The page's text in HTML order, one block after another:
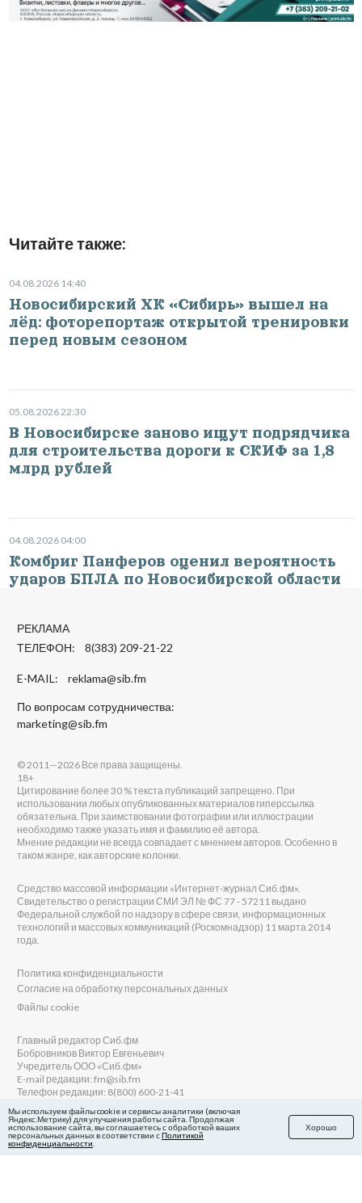
Читайте также:
04.08.2026 14:40
Новосибирский ХК «Сибирь» вышел на
лёд: фоторепортаж открытой тренировки
перед новым сезоном
05.08.2026 22:30
В Новосибирске заново ищут подрядчика
для строительства дороги к СКИФ за 1,8
млрд рублей
04.08.2026 04:00
Комбриг Панферов оценил вероятность
ударов БПЛА по Новосибирской области
РЕКЛАМА
ТЕЛЕФОН: 8(383) 209-21-22
E-MAIL: reklama@sib.fm
По вопросам сотрудничества:
marketing@sib.fm
© 2011—2026 Все права защищены.
18+
Цитирование более 30 % текста публикаций запрещено. При
использовании любых опубликованных материалов гиперссылка
обязательна. При заимствовании фотографии или иллюстрации
необходимо также указать имя и фамилию её автора.
Мнение редакции не всегда совпадает с мнением авторов. Особенно в
таком жанре, как авторские колонки.
Средство массовой информации «Интернет-журнал Сиб.фм».
Свидетельство о регистрации СМИ ЭЛ № ФС 77 - 57211 выдано
Федеральной службой по надзору в сфере связи, информационных
технологий и массовых коммуникаций (Роскомнадзор) 11 марта 2014
года.
Политика конфиденциальности
Согласие на обработку персональных данных
Файлы cookie
Главный редактор Сиб.фм
Бобровников Виктор Евгеньевич
Учредитель ООО «Сиб.фм»
E-mail редакции: fm@sib.fm
Телефон редакции: 8(800) 600-21-41
Сайт разработан и поддерживается Технодзен
Мы используем файлы cookie и сервисы аналитики (включая
Яндекс.Метрику) для улучшения работы сайта. Продолжая
использование сайта, вы соглашаетесь с обработкой ваших
персональных данных в соответствии сПолитикой
конфиденциальности
Хорошо